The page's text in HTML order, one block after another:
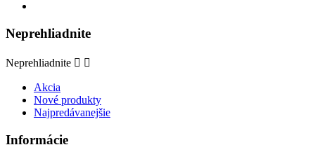
Neprehliadnite
Neprehliadnite  
Akcia
Nové produkty
Najpredávanejšie
Informácie